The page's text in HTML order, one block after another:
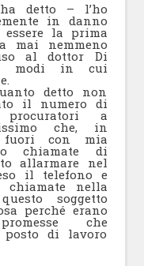
detto – l’ho
in danno
la prima
mai nemmeno
al dottor Di
i modi in cui
detto non
il numero di
a
che, in
fuori con mia
chiamate di
allarmare nel
il telefono e
chiamate nella
soggetto
perché erano
che
posto di lavoro